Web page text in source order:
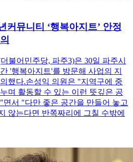
커뮤니티 ‘행복아지트’ 안정
불어민주당, 파주3)은 30일 파주시
'행복아지트'를 방문해 사업의 지
했다.손성익 의원은 "지역구에 중
며 활동할 수 있는 이런 뜻깊은 공
서 "다만 좋은 공간을 만들어 놓고
않는다면 반쪽짜리에 그칠 수밖에